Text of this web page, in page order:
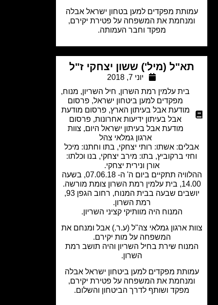
מפקדים למען בטחון ישראל אבלה
את המשפחה על פטירת יקירם,
מפקד וחבר העמותה.
(מיל') ששון יצחקי ז"ל
בית עלמין רמת השרון,חיל השריון, מנוח,
מפקדים למען ביטחון ישראל, פרסום
מודעת אבל בעיתון הארץ,פרסום מודעת
אבל בעיתון ידיעות אחרונות,פרסום
מודעת אבל בעיתון ישראל היום,צוות
ארגון גמלאי צהל
אשתו: רותי יצחקי, בתו וחתנו: מיכל
ברקוביץ, בתו: מירב יצחקי, בנו וכלתו:
אורן ונירית יצחקי.
ההלוויה תתקיים ביום ה' ה- 07.06.18, בשעה
יושבים שבעה בבית המנוח, רחוב הגפן 93,
רמת השרון.
המנוח היה מוותיקי קציני השריון.
ארגון גמלאי צה"ל (ע.ר.) אבל ומנחם את
המשפחה על מות יקירם.
שירת בחיל השריון והיה תושב רמת
מפקדים למען ביטחון ישראל אבלה
את המשפחה על פטירת יקירם,
מפקד ושותף לדרך הביטחון והשלום.